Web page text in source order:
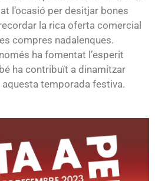
l’ocasió per desitjar bones
la rica oferta comercial
compres nadalenques.
ha fomentat l’esperit
ha contribuït a dinamitzar
aquesta temporada festiva.